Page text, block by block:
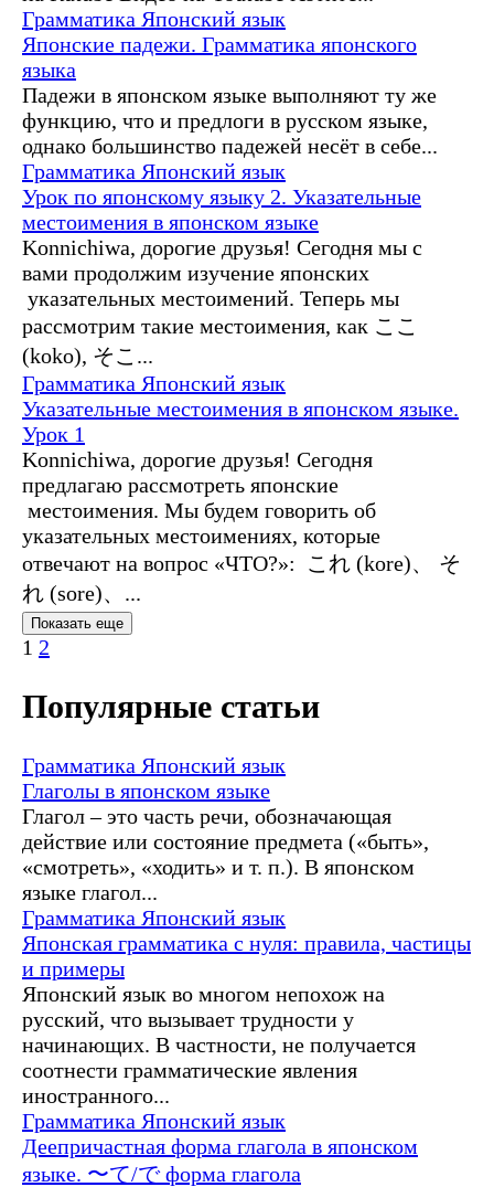
Грамматика Японский язык
Японские падежи. Грамматика японского
языка
Падежи в японском языке выполняют ту же
функцию, что и предлоги в русском языке,
однако большинство падежей несёт в себе...
Грамматика Японский язык
Урок по японскому языку 2. Указательные
местоимения в японском языке
Konnichiwa, дорогие друзья! Сегодня мы с
вами продолжим изучение японских
указательных местоимений. Теперь мы
рассмотрим такие местоимения, как ここ
(koko), そこ...
Грамматика Японский язык
Указательные местоимения в японском языке.
Урок 1
Konnichiwa, дорогие друзья! Сегодня
предлагаю рассмотреть японские
местоимения. Мы будем говорить об
указательных местоимениях, которые
отвечают на вопрос «ЧТО?»: これ (kore)、 そ
れ (sore)、...
Показать еще
1 2
Популярные статьи
Грамматика Японский язык
Глаголы в японском языке
Глагол – это часть речи, обозначающая
действие или состояние предмета («быть»,
«смотреть», «ходить» и т. п.). В японском
языке глагол...
Грамматика Японский язык
Японская грамматика с нуля: правила, частицы
и примеры
Японский язык во многом непохож на
русский, что вызывает трудности у
начинающих. В частности, не получается
соотнести грамматические явления
иностранного...
Грамматика Японский язык
Деепричастная форма глагола в японском
языке. 〜て/で форма глагола